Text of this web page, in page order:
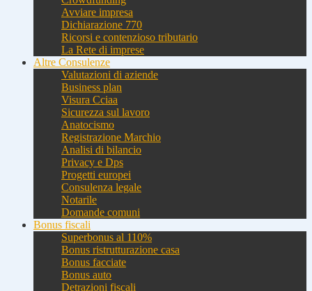
Avviare impresa
Dichiarazione 770
Ricorsi e contenzioso tributario
La Rete di imprese
Altre Consulenze
Valutazioni di aziende
Business plan
Visura Cciaa
Sicurezza sul lavoro
Anatocismo
Registrazione Marchio
Analisi di bilancio
Privacy e Dps
Progetti europei
Consulenza legale
Notarile
Domande comuni
Bonus fiscali
Superbonus al 110%
Bonus ristrutturazione casa
Bonus facciate
Bonus auto
Detrazioni fiscali